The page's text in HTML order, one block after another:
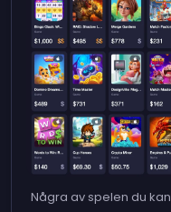
Några av spelen du